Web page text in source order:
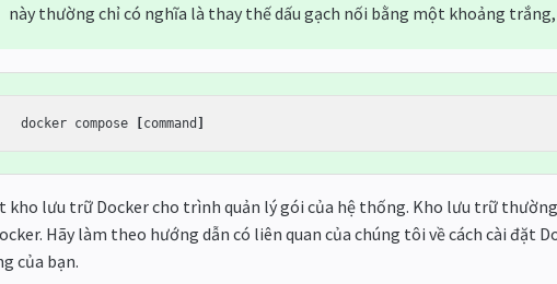
này thường chỉ có nghĩa là thay thế dấu gạch nối bằng một khoảng
docker compose [command ]
kho lưu trữ Docker cho trình quản lý gói của hệ thống. Kho lưu trữ
Hãy làm theo hướng dẫn có liên quan của chúng tôi về cách cài đặt
của bạn.